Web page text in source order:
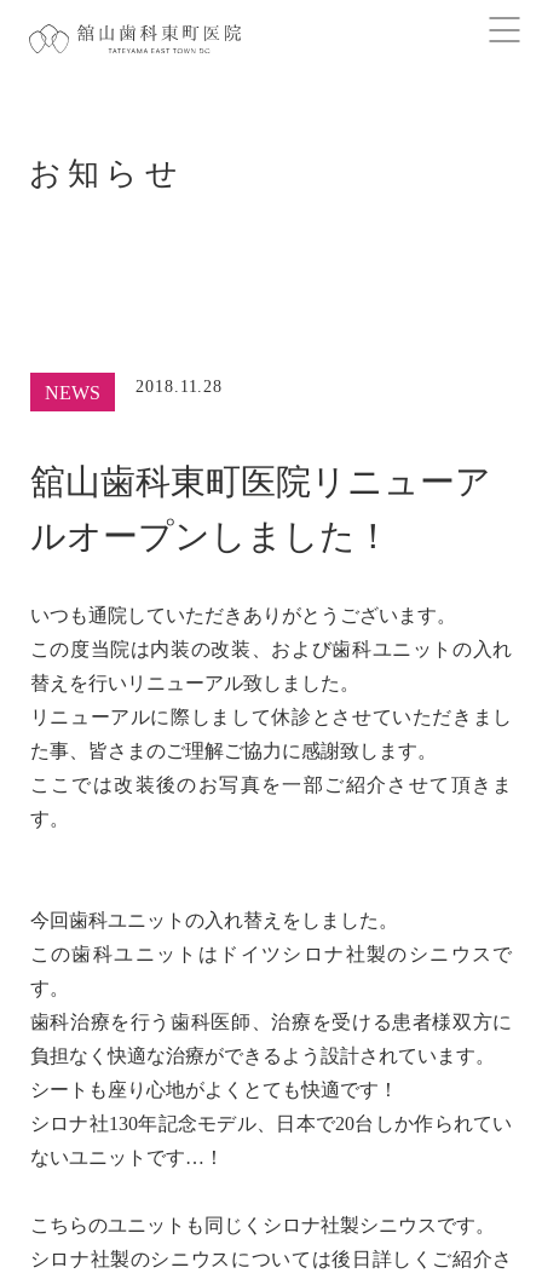
お知らせ
NEWS 2018.11.28
舘山歯科東町医院リニューア
ルオープンしました！
いつも通院していただきありがとうございます。
この度当院は内装の改装、および歯科ユニットの入れ
替えを行いリニューアル致しました。
リニューアルに際しまして休診とさせていただきまし
た事、皆さまのご理解ご協力に感謝致します。
ここでは改装後のお写真を一部ご紹介させて頂きま
す。
今回歯科ユニットの入れ替えをしました。
この歯科ユニットはドイツシロナ社製のシニウスで
す。
歯科治療を行う歯科医師、治療を受ける患者様双方に
負担なく快適な治療ができるよう設計されています。
シートも座り心地がよくとても快適です！
シロナ社130年記念モデル、日本で20台しか作られてい
ないユニットです…！
こちらのユニットも同じくシロナ社製シニウスです。
シロナ社製のシニウスについては後日詳しくご紹介さ